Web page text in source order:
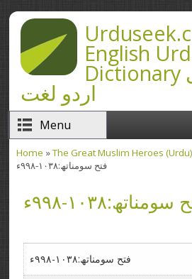
Skip to main content
English
Dictionary انگریزی
اردو لغت
Menu
You are here
Home »
فتح سومناتھ:۱۰۳۸-۹۹۸ء
۹۹۸ء
فتح سومناتھ:۱۰۳۸-۹۹۸ء